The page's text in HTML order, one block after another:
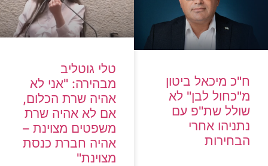
ח"כ מיכאל ביטון
מ"כחול לבן" לא
שולל שת"פ עם
נתניהו אחרי
הבחירות
טלי גוטליב
מבהירה: "אני לא
אהיה שרת הכלום,
אם לא אהיה שרת
משפטים מצוינת –
אהיה חברת כנסת
מצוינת"